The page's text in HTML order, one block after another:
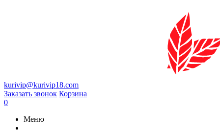
kurivip@kurivip18.com
Заказать звонок Корзина
0
Меню